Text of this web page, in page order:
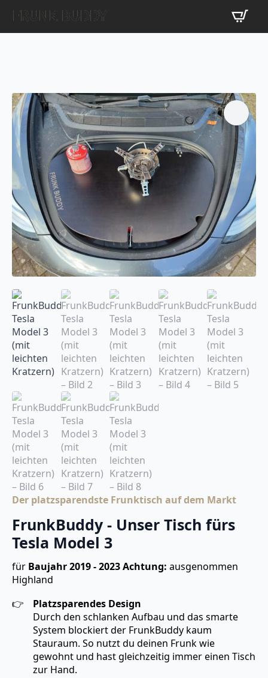
FRUNK BUDDY
Der platzsparendste Frunktisch auf dem Markt
FrunkBuddy - Unser Tisch fürs
Tesla Model 3
für Baujahr 2019 - 2023Achtung: ausgenommen
Highland
Platzsparendes Design
Durch den schlanken Aufbau und das smarte
System blockiert der FrunkBuddy kaum
Stauraum. So nutzt du deinen Frunk wie
gewohnt und hast gleichzeitig immer einen Tisch
zur Hand.